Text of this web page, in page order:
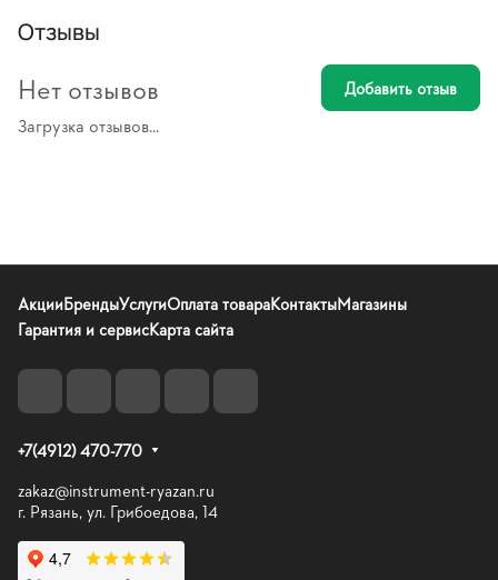
Отзывы
Загрузка отзывов...
Нет отзывов Добавить отзыв
АкцииБрендыУслугиОплата товараКонтактыМагазины
Гарантия и сервисКарта сайта
+7(4912) 470-770
zakaz@instrument-ryazan.ru
г. Рязань, ул. Грибоедова, 14